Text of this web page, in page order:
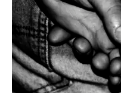
Sokaeiko